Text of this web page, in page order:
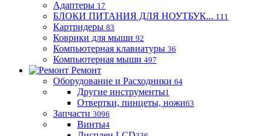
Адаптеры 17
БЛОКИ ПИТАНИЯ ДЛЯ НОУТБУК... 111
Картридеры 83
Коврики для мыши 92
Компьютерная клавиатуры 36
Компьютерная мыши 497
Ремонт
Оборудование и Расходники 64
Другие инструменты1
Отвертки, пинцеты, ножи63
Запчасти 3096
Винты4